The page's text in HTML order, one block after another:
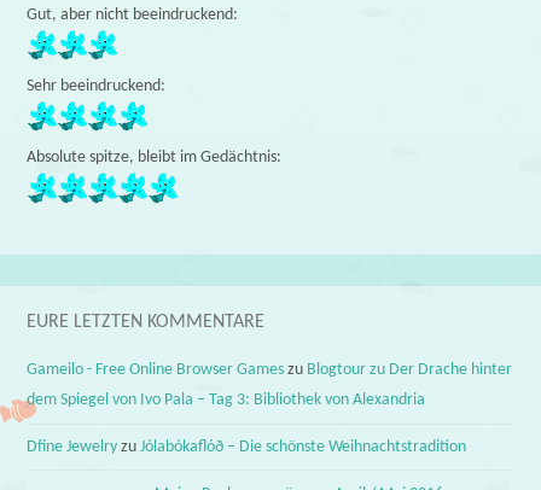
Gut, aber nicht beeindruckend:
Sehr beeindruckend:
Absolute spitze, bleibt im Gedächtnis:
EURE LETZTEN KOMMENTARE
Gameilo - Free Online Browser Games zu Blogtour zu Der Drache hinter
dem Spiegel von Ivo Pala – Tag 3: Bibliothek von Alexandria
Dfine Jewelry zuJólabókaflóð – Die schönste Weihnachtstradition